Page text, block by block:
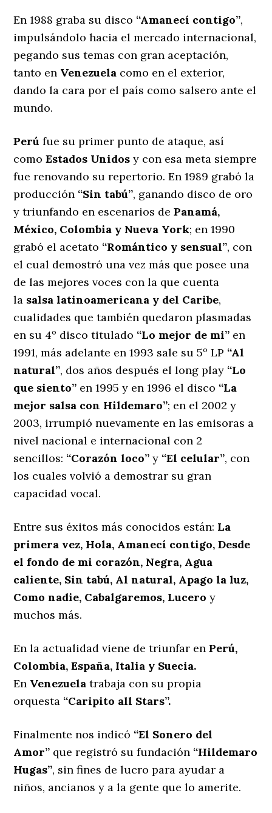
En 1988 graba su disco “Amanecí contigo”,
impulsándolo hacia el mercado internacional,
pegando sus temas con gran aceptación,
tanto en Venezuela como en el exterior,
dando la cara por el país como salsero ante el
mundo.
Perú fue su primer punto de ataque, así
como Estados Unidosy con esa meta siempre
fue renovando su repertorio. En 1989 grabó la
producción “Sin tabú”, ganando disco de oro
y triunfando en escenarios de Panamá,
México, Colombia y Nueva York; en 1990
grabó el acetato “Romántico y sensual”, con
el cual demostró una vez más que posee una
de las mejores voces con la que cuenta
la salsa latinoamericana y del Caribe,
cualidades que también quedaron plasmadas
en su 4º disco titulado “Lo mejor de mi” en
1991, más adelante en 1993 sale su 5º LP “Al
natural”, dos años después el long play “Lo
que siento” en 1995 y en 1996 el disco “La
mejor salsa con Hildemaro”; en el 2002 y
2003, irrumpió nuevamente en las emisoras a
nivel nacional e internacional con 2
sencillos: “Corazón loco” y “El celular”, con
los cuales volvió a demostrar su gran
capacidad vocal.
Entre sus éxitos más conocidos están: La
primera vez, Hola, Amanecí contigo, Desde
el fondo de mi corazón, Negra, Agua
caliente, Sin tabú, Al natural, Apago la luz,
Como nadie, Cabalgaremos, Luceroy
muchos más.
En la actualidad viene de triunfar en Perú,
Colombia, España, Italia y Suecia.
En Venezuela trabaja con su propia
orquesta “Caripito all Stars”.
Finalmente nos indicó “El Sonero del
Amor” que registró su fundación “Hildemaro
Hugas”, sin fines de lucro para ayudar a
niños, ancianos y a la gente que lo amerite.